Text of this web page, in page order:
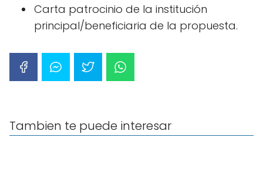
Carta patrocinio de la institución
principal/beneficiaria de la propuesta.
Tambien te puede interesar